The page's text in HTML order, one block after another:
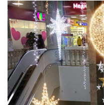
Контакты